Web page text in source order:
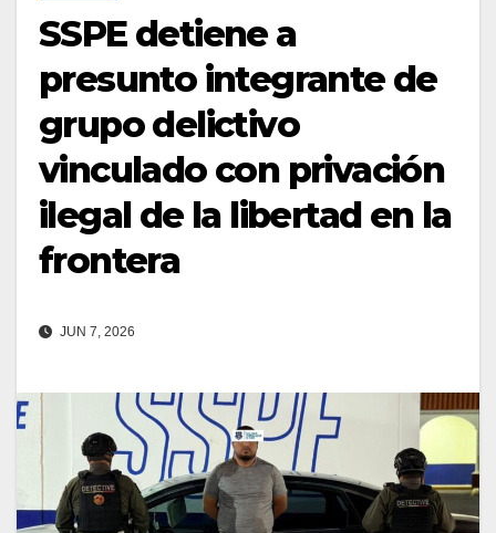
SSPE detiene a
presunto integrante de
grupo delictivo
vinculado con privación
ilegal de la libertad en la
frontera
JUN 7, 2026